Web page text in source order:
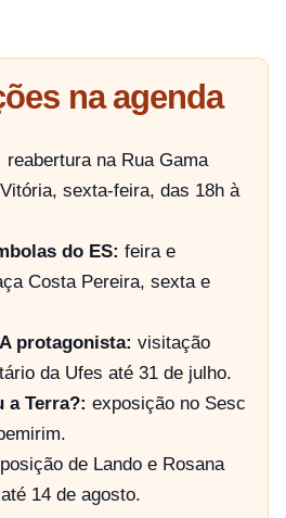
na agenda
reabertura na Rua Gama
sexta-feira, das 18h à
do ES: feira e
Costa Pereira, sexta e
protagonista: visitação
da Ufes até 31 de julho.
a Terra?: exposição no Sesc
de Lando e Rosana
14 de agosto.